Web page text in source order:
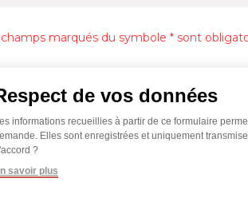
champs marqués du symbole * sont
de vos données
informations recueillies à partir de ce formulaire
Elles sont enregistrées et uniquement
?
savoir plus